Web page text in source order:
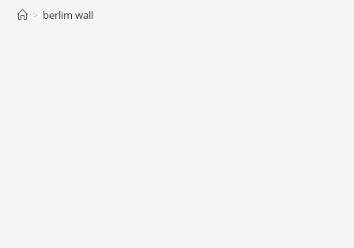
> berlim wall